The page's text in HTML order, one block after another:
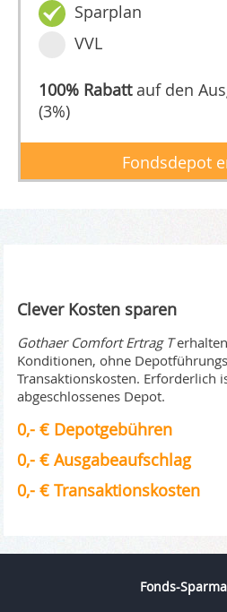
Sparplan
VVL
100% Rabattauf den
(3%)
Fondsdepot
Clever Kosten sparen
Gothaer Comfort Ertrag T
Konditionen, ohne
Transaktionskosten. Erforderlich
abgeschlossenes Depot.
0,- € Depotgebühren
0,- € Ausgabeaufschlag
0,- € Transaktionskosten
Fonds-